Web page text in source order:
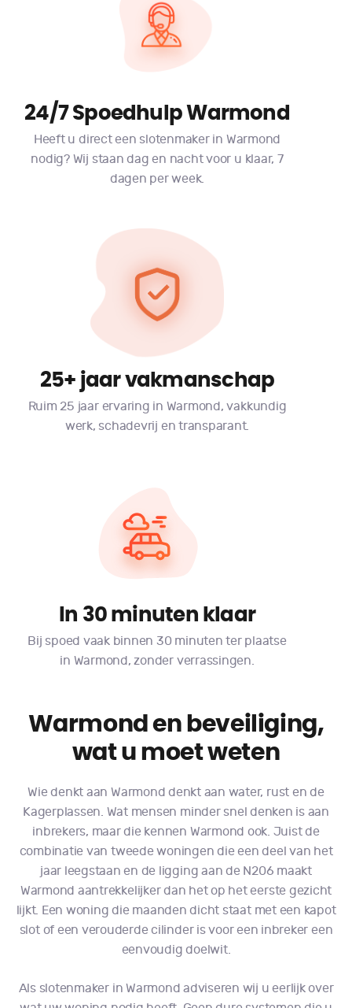
24/7 Spoedhulp Warmond
Heeft u direct een slotenmaker in Warmond
nodig? Wij staan dag en nacht voor u klaar, 7
dagen per week.
25+ jaar vakmanschap
Ruim 25 jaar ervaring in Warmond, vakkundig
werk, schadevrij en transparant.
In 30 minuten klaar
Bij spoed vaak binnen 30 minuten ter plaatse
in Warmond, zonder verrassingen.
Warmond en beveiliging,
wat u moet weten
Wie denkt aan Warmond denkt aan water, rust en de
Kagerplassen. Wat mensen minder snel denken is aan
inbrekers, maar die kennen Warmond ook. Juist de
combinatie van tweede woningen die een deel van het
jaar leegstaan en de ligging aan de N206 maakt
Warmond aantrekkelijker dan het op het eerste gezicht
lijkt. Een woning die maanden dicht staat met een kapot
slot of een verouderde cilinder is voor een inbreker een
eenvoudig doelwit.
Als slotenmaker in Warmond adviseren wij u eerlijk over